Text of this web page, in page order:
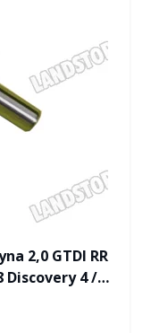
2,0 GTDI RR
Discovery 4 /